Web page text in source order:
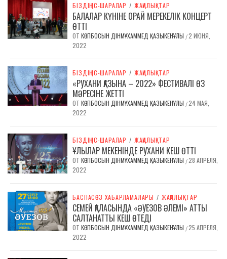
БІЗДІҢ ІС-ШАРАЛАР / ЖАҢАЛЫҚТАР
БАЛАЛАР КҮНІНЕ ОРАЙ МЕРЕКЕЛІК КОНЦЕРТ
ӨТТІ
ОТ КӨПБОСЫН ДІНМҰХАММЕД ҚАЗЫКЕНҰЛЫ /2 ИЮНЯ,
2022
БІЗДІҢ ІС-ШАРАЛАР / ЖАҢАЛЫҚТАР
«РУХАНИ ҚАЗЫНА – 2022» ФЕСТИВАЛІ ӨЗ
МӘРЕСІНЕ ЖЕТТІ
ОТ КӨПБОСЫН ДІНМҰХАММЕД ҚАЗЫКЕНҰЛЫ /24 МАЯ,
2022
БІЗДІҢ ІС-ШАРАЛАР / ЖАҢАЛЫҚТАР
ҰЛЫЛАР МЕКЕНІНДЕ РУХАНИ КЕШ ӨТТІ
ОТ КӨПБОСЫН ДІНМҰХАММЕД ҚАЗЫКЕНҰЛЫ /28 АПРЕЛЯ,
2022
БАСПАСӨЗ ХАБАРЛАМАЛАРЫ / ЖАҢАЛЫҚТАР
СЕМЕЙ ҚАЛАСЫНДА «ӘУЕЗОВ ӘЛЕМІ» АТТЫ
САЛТАНАТТЫ КЕШ ӨТЕДІ
ОТ КӨПБОСЫН ДІНМҰХАММЕД ҚАЗЫКЕНҰЛЫ /25 АПРЕЛЯ,
2022